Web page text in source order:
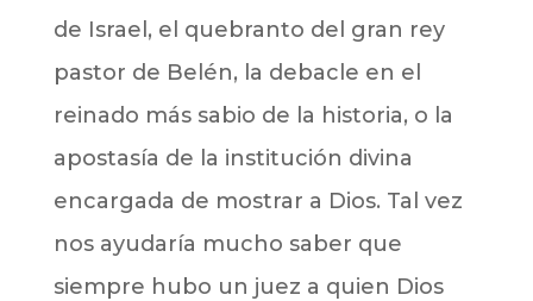
de Israel, el quebranto del gran rey
pastor de Belén, la debacle en el
reinado más sabio de la historia, o la
apostasía de la institución divina
encargada de mostrar a Dios. Tal vez
nos ayudaría mucho saber que
siempre hubo un juez a quien Dios